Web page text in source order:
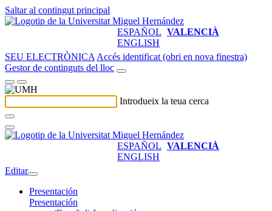
Saltar al contingut principal
ESPAÑOL VALENCIÀ
ENGLISH
SEU ELECTRÒNICA Accés identificat (obri en nova finestra)
Gestor de continguts del lloc
Introdueix la teua cerca
ESPAÑOL VALENCIÀ
ENGLISH
Editar
Presentación
Presentación